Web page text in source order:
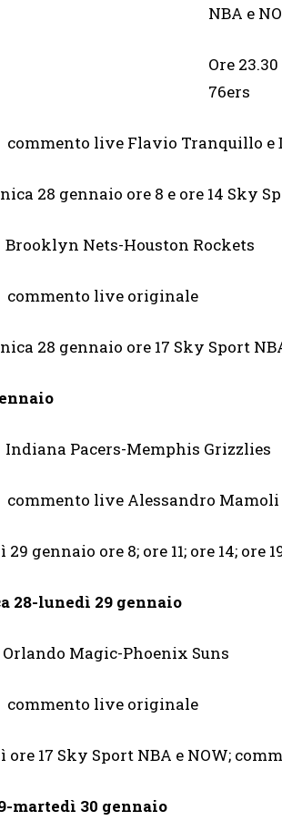
NBA e
Ore
Flavio Tranquillo e
28 gennaio ore 8 e ore 14 Sky
Nets-Houston
live originale
28 gennaio ore 17 Sky Sport
Pacers-Memphis
Alessandro Mamoli e
gennaio ore 8; ore 11; ore 14; ore
28-lunedì 29 gennaio
Magic-
live originale
17 Sky Sport NBA e NOW;
martedì 30 gennaio